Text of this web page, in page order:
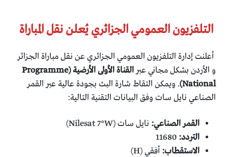
​ التلفزيون العمومي الجزائري يُعلن نقل المباراة
​ أعلنت إدارة التلفزيون العمومي الجزائري عن نقل مباراة الجزائر
و الأردن بشكل مجاني عبر
القناة الأولى الأرضية (Programme
National) . ويمكن التقاط شارة البث بجودة عالية عبر القمر
الصناعي نايل سات وفق البيانات التقنية التالية:
القمر الصناعي: نايل سات (Nilesat 7°W)
التردد:
الاستقطاب: أفقي (H)